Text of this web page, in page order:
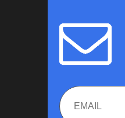
Email